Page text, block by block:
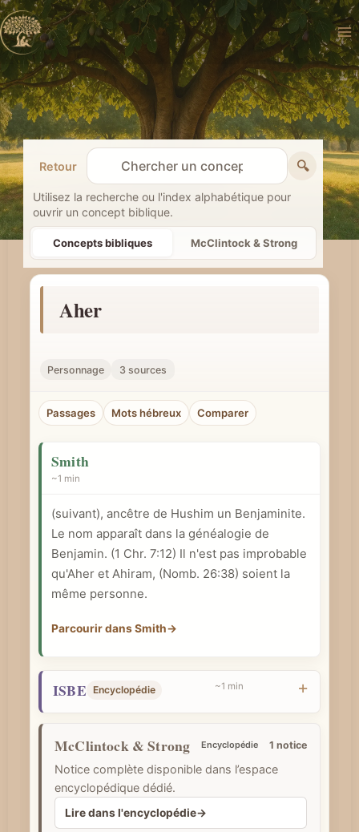
Aller
au
contenu
Retour
R
e
c
h
e
c
r
n
o
e
p
b
i
q
u
e
🔍
Utilisez la recherche ou l'index alphabétique pour
ouvrir un concept biblique.
Concepts bibliques McClintock & Strong
Aher
Personnage 3 sources
Passages Mots hébreux Comparer
Smith
~1 min
(suivant), ancêtre de Hushim un Benjaminite.
Le nom apparaît dans la généalogie de
Benjamin. (1 Chr. 7:12) Il n'est pas improbable
qu'Aher et Ahiram, (Nomb. 26:38) soient la
même personne.
Parcourir dans Smith→
ISBE Encyclopédie ~1 min
McClintock & Strong Encyclopédie 1 notice
Notice complète disponible dans l’espace
encyclopédique dédié.
Lire dans l'encyclopédie→